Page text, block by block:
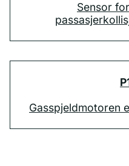
Sensor
Gasspjeldmotoren